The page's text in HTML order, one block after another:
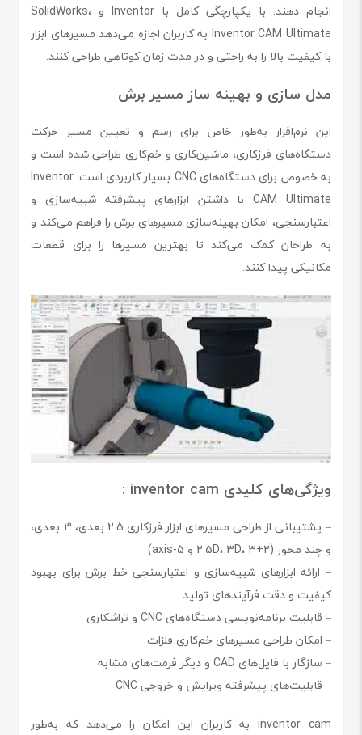
انجام دهند. با یکپارچگی کامل با Inventor و SolidWorks،
Inventor CAM Ultimate به کاربران اجازه می‌دهد مسیرهای ابزار
با کیفیت بالا را به راحتی و در مدت زمان کوتاهی طراحی کنند.
مدل سازی و بهینه ساز مسیر برش
این نرم‌افزار به‌طور خاص برای رسم و تعیین مسیر حرکت
دستگاه‌های فرزکاری، ماشین‌کاری و خم‌کاری طراحی شده است و
به خصوص برای دستگاه‌های CNC بسیار کاربردی است. Inventor
CAM Ultimate با داشتن ابزارهای پیشرفته شبیه‌سازی و
اعتبارسنجی، امکان بهینه‌سازی مسیرهای برش را فراهم می‌کند و
به طراحان کمک می‌کند تا بهترین مسیرها را برای قطعات
مکانیکی پیدا کنند.
ویژگی‌های کلیدی inventor cam :
– پشتیبانی از طراحی مسیرهای ابزار فرزکاری 2.5 بعدی، 3 بعدی،
و چند محور (2.5D، 3D، 3+2 و 5-axis)
– ارائه ابزارهای شبیه‌سازی و اعتبارسنجی خط برش برای بهبود
کیفیت و دقت فرآیندهای تولید
– قابلیت برنامه‌نویسی دستگاه‌های CNC و تراشکاری
– امکان طراحی مسیرهای خم‌کاری فلزات
– سازگار با فایل‌های CAD و دیگر فرمت‌های مشابه
– قابلیت‌های پیشرفته ویرایش و خروجی CNC
inventor cam به کاربران این امکان را می‌دهد که به‌طور